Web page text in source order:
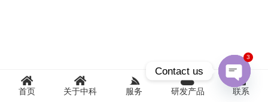
首页 关于中科 服务 研发产品 联系
Contact us
Open
3